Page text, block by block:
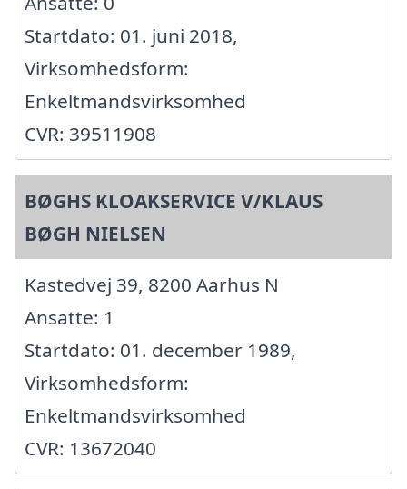
Startdato: 01. juni 2018,
Virksomhedsform:
Enkeltmandsvirksomhed
CVR: 39511908
BØGHS KLOAKSERVICE V/KLAUS
BØGH NIELSEN
Kastedvej 39, 8200 Aarhus N
Ansatte: 1
Startdato: 01. december 1989,
Virksomhedsform:
Enkeltmandsvirksomhed
CVR: 13672040